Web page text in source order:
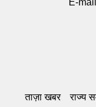
ताज़ा खबर राज्य